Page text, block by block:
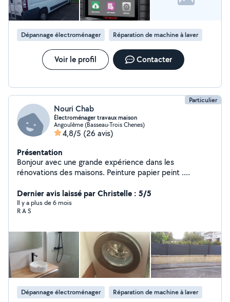
Dépannage électroménager Réparation de machine à laver
Voir le profil Contacter
Particulier
Nouri Chab
Électroménager travaux maison
Angoulême (Basseau-Trois Chenes)
4,8/5 (26 avis)
Présentation
Bonjour avec une grande expérience dans les
rénovations des maisons. Peinture papier peint .
technicien en électroménager. Frigo lave vaisselle lave
linges ...ect .
Dernier avis laissé par Christelle : 5/5
Il y a plus de 6 mois
R A S
Dépannage électroménager Réparation de machine à laver